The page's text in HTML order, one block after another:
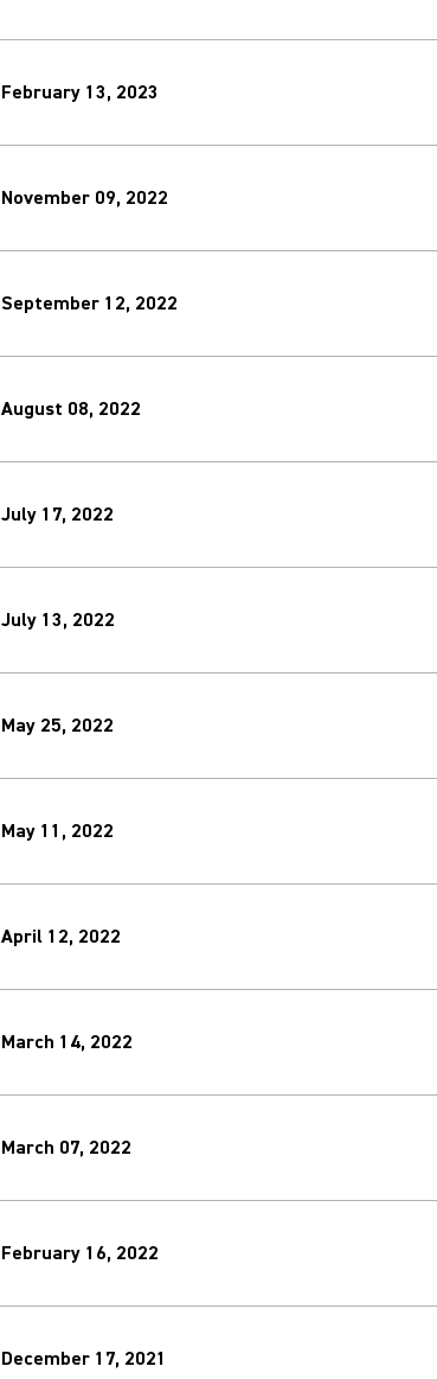
February 13, 2023
November 09, 2022
September 12, 2022
August 08, 2022
July 17, 2022
July 13, 2022
May 25, 2022
May 11, 2022
April 12, 2022
March 14, 2022
March 07, 2022
February 16, 2022
December 17, 2021